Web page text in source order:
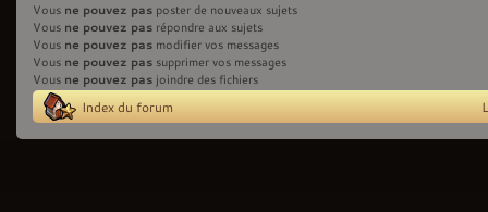
Vous ne pouvez pas poster de nouveaux sujets
Vous ne pouvez pas répondre aux sujets
Vous ne pouvez pas modifier vos messages
Vous ne pouvez pas supprimer vos messages
Vous ne pouvez pas joindre des fichiers
Index du forum